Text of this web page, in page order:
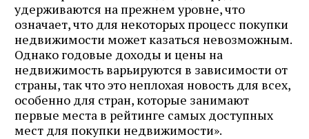
удерживаются на прежнем уровне, что
означает, что для некоторых процесс покупки
недвижимости может казаться невозможным.
Однако годовые доходы и цены на
недвижимость варьируются в зависимости от
страны, так что это неплохая новость для всех,
особенно для стран, которые занимают
первые места в рейтинге самых доступных
мест для покупки недвижимости».